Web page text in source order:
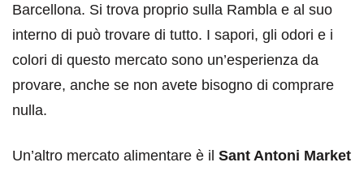
Barcellona. Si trova proprio sulla Rambla e al suo
interno di può trovare di tutto. I sapori, gli odori e i
colori di questo mercato sono un’esperienza da
provare, anche se non avete bisogno di comprare
nulla.
Un’altro mercato alimentare è il Sant Antoni Market